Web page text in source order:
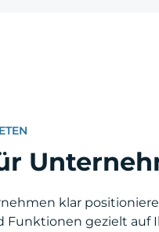
klar
gezielt auf